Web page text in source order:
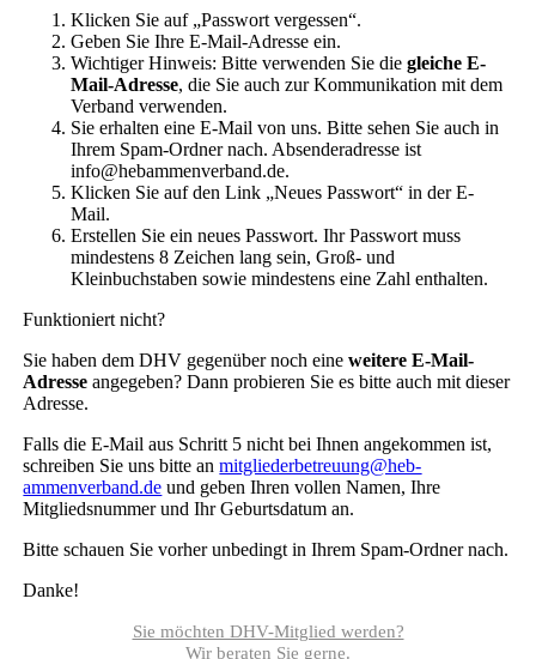
Klicken Sie auf „Passwort vergessen“.
Geben Sie Ihre E-Mail-Adresse ein.
Wichtiger Hinweis: Bitte verwenden Sie diegleiche E-
Mail-Adresse, die Sie auch zur Kommunikation mit dem
Verband verwenden.
Sie erhalten eine E-Mail von uns. Bitte sehen Sie auch in
Ihrem Spam-Ordner nach. Absenderadresse ist
info@hebammenverband.de.
Klicken Sie auf den Link „Neues Passwort“ in der E-
Mail.
Erstellen Sie ein neues Passwort. Ihr Passwort muss
mindestens 8 Zeichen lang sein, Groß- und
Kleinbuchstaben sowie mindestens eine Zahl enthalten.
Funktioniert nicht?
Sie haben dem DHV gegenüber noch eineweitere E-Mail-
Adresse angegeben? Dann probieren Sie es bitte auch mit dieser
Adresse.
Falls die E-Mail aus Schritt 5 nicht bei Ihnen angekommen ist,
schreiben Sie uns bitte anmitgliederbetreuung@heb­
ammenverband.de und geben Ihren vollen Namen, Ihre
Mitgliedsnummer und Ihr Geburtsdatum an.
Bitte schauen Sie vorher unbedingt in Ihrem Spam-Ordner nach.
Danke!
Sie möchten DHV-Mitglied werden?
Wir beraten Sie gerne.